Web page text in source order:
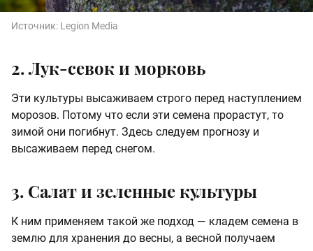
Источник: Legion Media
2. Лук-севок и морковь
Эти культуры высаживаем строго перед наступлением
морозов. Потому что если эти семена прорастут, то
зимой они погибнут. Здесь следуем прогнозу и
высаживаем перед снегом.
3. Салат и зеленные культуры
К ним применяем такой же подход — кладем семена в
землю для хранения до весны, а весной получаем